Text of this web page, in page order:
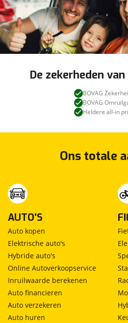
De zekerheden van
BOVAG
BOVAG
Heldere all-in
Ons totale
AUTO'S
Auto kopen
Elektrische auto's
Hybride auto's
Online Autoverkoopservice
Inruilwaarde berekenen
Auto financieren
Auto verzekeren
Auto huren